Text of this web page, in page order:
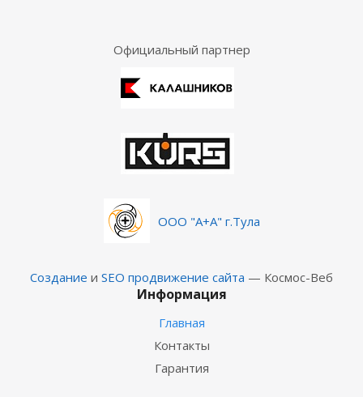
Официальный партнер
ООО "А+А" г.Тула
Создание и SEO продвижение сайта — Космос-Веб
Информация
Главная
Контакты
Гарантия